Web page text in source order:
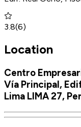
3.8(6)
Location
Centro
Vía Principal,
Lima LIMA 27,